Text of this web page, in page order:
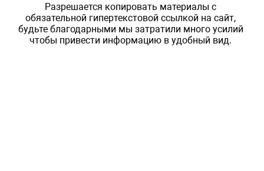
Разрешается копировать материалы с
обязательной гипертекстовой ссылкой на сайт,
будьте благодарными мы затратили много усилий
чтобы привести информацию в удобный вид.